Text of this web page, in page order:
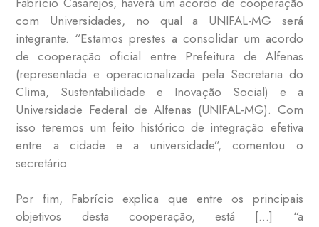
com Universidades, no qual a UNIFAL-MG será
integrante. “Estamos prestes a consolidar um acordo
de cooperação oficial entre Prefeitura de Alfenas
(representada e operacionalizada pela Secretaria do
Clima, Sustentabilidade e Inovação Social) e a
Universidade Federal de Alfenas (UNIFAL-MG). Com
isso teremos um feito histórico de integração efetiva
entre a cidade e a universidade”, comentou o
secretário.
Por fim, Fabrício explica que entre os principais
objetivos desta cooperação, está […] “a